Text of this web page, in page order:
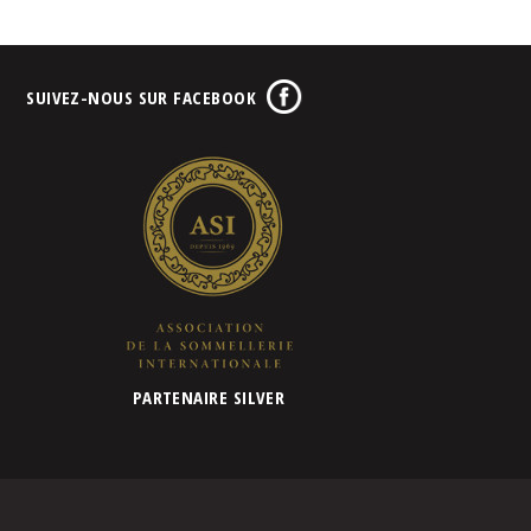
SUIVEZ-NOUS SUR FACEBOOK
PARTENAIRE SILVER